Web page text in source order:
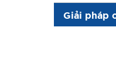
Giải pháp